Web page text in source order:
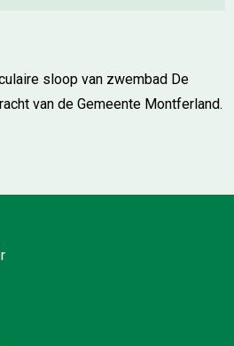
sloop van zwembad De
van de Gemeente Montferland.